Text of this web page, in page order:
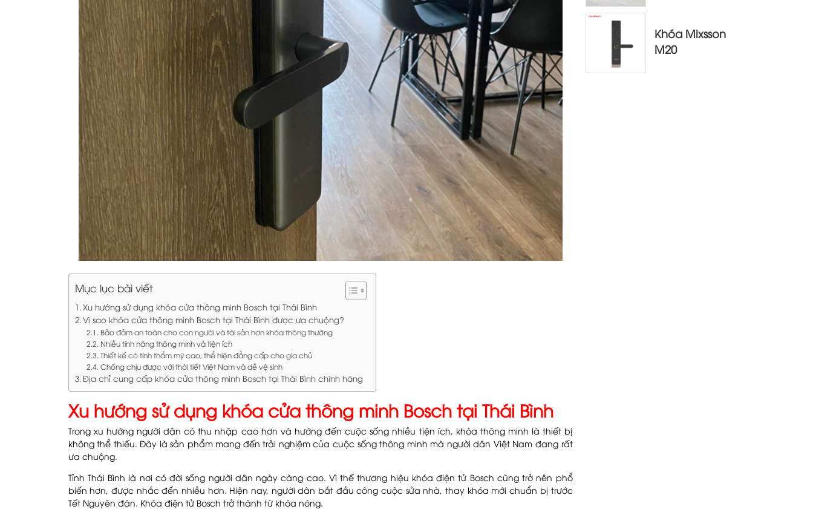
Mục lục bài viết
Xu hướng sử dụng khóa cửa thông minh Bosch tại Thái Bình
Vì sao khóa cửa thông minh Bosch tại Thái Bình được ưa chuộng?
Bảo đảm an toàn cho con người và tài sản hơn khóa thông thường
Nhiều tính năng thông minh và tiện ích
Thiết kế có tính thẩm mỹ cao, thể hiện đẳng cấp cho gia chủ
Chống chịu được với thời tiết Việt Nam và dễ vệ sinh
Địa chỉ cung cấp khóa cửa thông minh Bosch tại Thái Bình chính hãng
Xu hướng sử dụng khóa cửa thông minh Bosch tại Thái Bình
Trong xu hướng người dân có thu nhập cao hơn và hướng đến cuộc sống nhiều tiện ích, khóa thông minh là thiết bị
không thể thiếu. Đây là sản phẩm mang đến trải nghiệm của cuộc sống thông minh mà người dân Việt Nam đang rất
ưa chuộng.
Tỉnh Thái Bình là nơi có đời sống người dân ngày càng cao. Vì thế thương hiệu khóa điện tử Bosch cũng trở nên phổ
biến hơn, được nhắc đến nhiều hơn. Hiện nay, người dân bắt đầu công cuộc sửa nhà, thay khóa mới chuẩn bị trước
Tết Nguyên đán. Khóa điện tử Bosch trở thành từ khóa nóng.
Khóa Mixsson
M20